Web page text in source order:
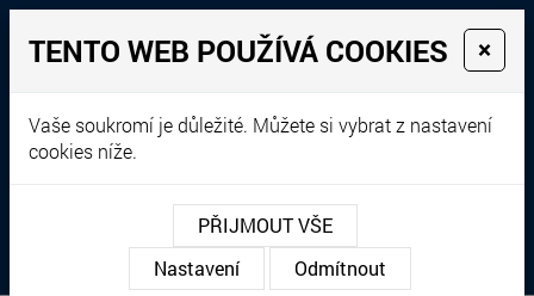
Prodej, dovoz, výkup a
pronájem karavanů
+420 604 760 364
MENU
TENTO WEB POUŽÍVÁ COOKIES ×
Vaše soukromí je důležité. Můžete si vybrat z nastavení
cookies níže.
PŘIJMOUT VŠE
Nastavení
Odmítnout